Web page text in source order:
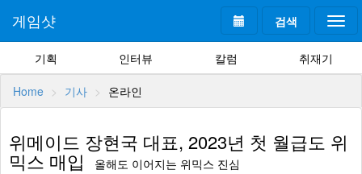
검색
게임샷
기획 인터뷰 칼럼 취재기
Home 기사 온라인
위메이드 장현국 대표, 2023년 첫 월급도 위
믹스 매입 올해도 이어지는 위믹스 진심